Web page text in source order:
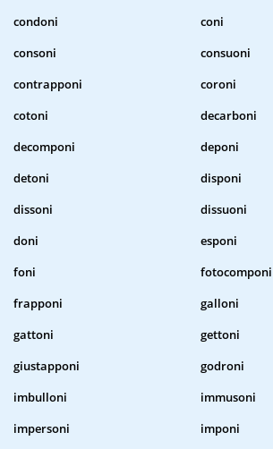
condoni
coni
consoni
consuoni
contrapponi
coroni
cotoni
decarboni
decomponi
deponi
detoni
disponi
dissoni
dissuoni
doni
esponi
foni
fotocomponi
frapponi
galloni
gattoni
gettoni
giustapponi
godroni
imbulloni
immusoni
impersoni
imponi